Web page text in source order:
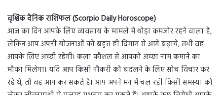
वृश्चिक दैनिक राशिफल (Scorpio Daily Horoscope)
आज का दिन आपके लिए व्यवसाय के मामले में थोड़ा कमजोर रहने वाला है,
लेकिन आप अपनी योजनाओं को बहुत ही दिमाग से आगे बढ़ाये, तभी वह
आपके लिए अच्छी रहेंगी। कला कौशल से आपको अच्छा नाम कमाने का
मौका मिलेगा। यदि आप किसी नौकरी को बदलने के लिए सोच विचार कर
रहे थे, तो वह आप कर सकते हैं। आप अपने मन में चल रही किसी समस्या को